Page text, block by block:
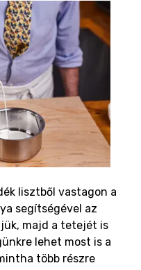
lisztből vastagon a
segítségével az
majd a tetejét is
lehet most is a
több részre